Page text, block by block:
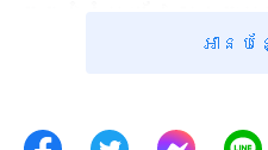
ជាពួកជំនុំនៅក្រុងភីឡា‌
បន្ទូលប្រាប់ខ្ញុំថា៖
អានប